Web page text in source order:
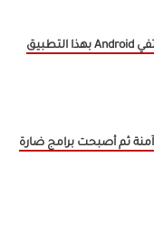
حررت 10 جيجابايت من هاتفي Android بهذا التطبيق